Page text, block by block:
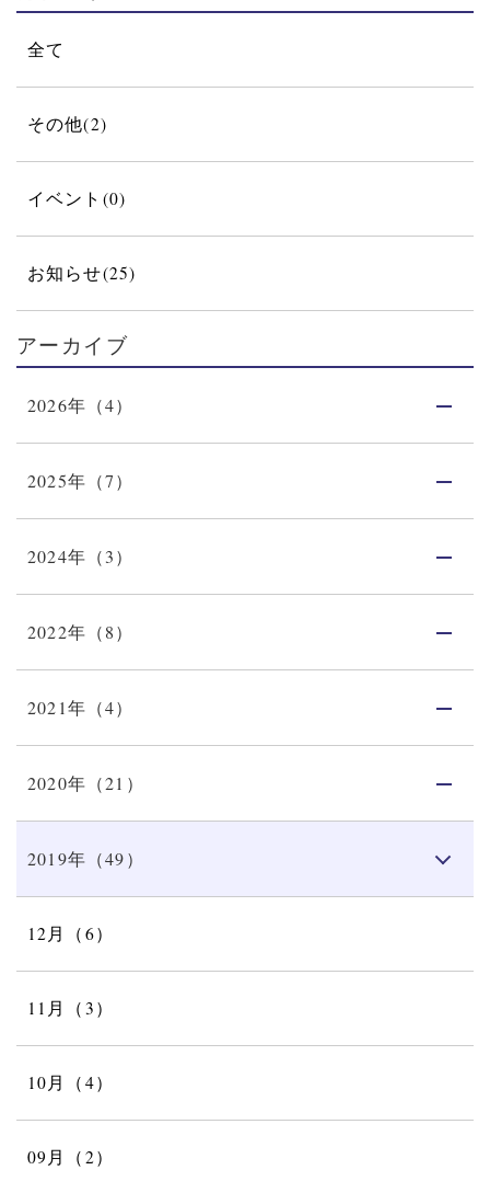
全て
その他(2)
イベント(0)
お知らせ(25)
アーカイブ
2026年（4）
2025年（7）
2024年（3）
2022年（8）
2021年（4）
2020年（21）
2019年（49）
12月（6）
11月（3）
10月（4）
09月（2）